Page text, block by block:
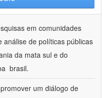
em comunidades
análise de políticas públicas
da mata sul e do
 brasil.
um diálogo de